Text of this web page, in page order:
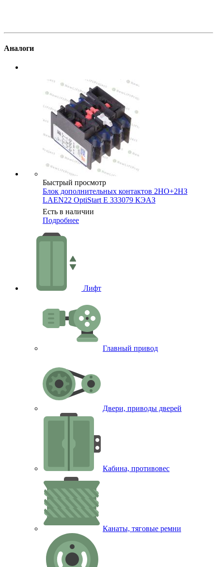
Аналоги
Быстрый просмотр
Блок дополнительных контактов 2НО+2НЗ
LAEN22 OptiStart E 333079 КЭАЗ
Есть в наличии
Подробнее
Лифт
Главный привод
Двери, приводы дверей
Кабина, противовес
Канаты, тяговые ремни